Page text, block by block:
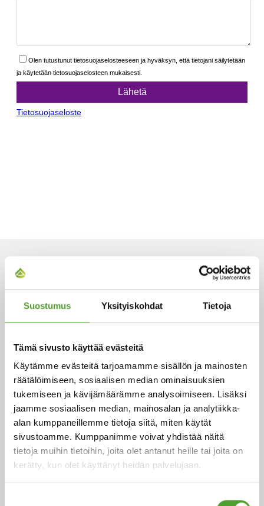
Suostumus Yksityiskohdat Tietoja
Tämä sivusto käyttää evästeitä
Käytämme evästeitä tarjoamamme sisällön ja mainosten
räätälöimiseen, sosiaalisen median ominaisuuksien
tukemiseen ja kävijämäärämme analysoimiseen. Lisäksi
jaamme sosiaalisen median, mainosalan ja analytiikka-
alan kumppaneillemme tietoja siitä, miten käytät
sivustoamme. Kumppanimme voivat yhdistää näitä
tietoja muihin tietoihin, joita olet antanut heille tai joita on
kerätty, kun olet käyttänyt heidän palvelujaan.
ARTIKKELIT
Artikkeli
Algol Chemicals ja Buratec
yhdistävät voimansa